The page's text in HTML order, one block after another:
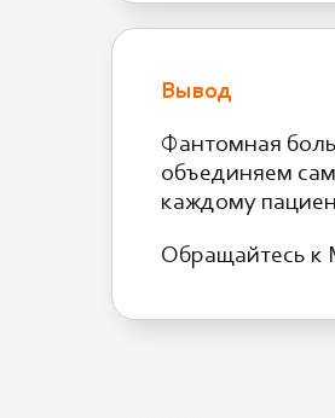
Вывод
Фантомная
объединяем
каждому
Обращайтесь к